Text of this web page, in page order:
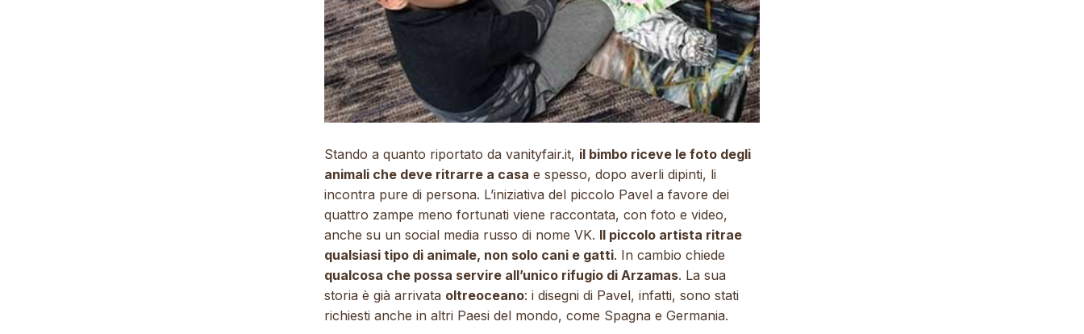
Stando a quanto riportato da vanityfair.it, il bimbo riceve le foto degli
animali che deve ritrarre a casa e spesso, dopo averli dipinti, li
incontra pure di persona. L’iniziativa del piccolo Pavel a favore dei
quattro zampe meno fortunati viene raccontata, con foto e video,
anche su un social media russo di nome VK. Il piccolo artista ritrae
qualsiasi tipo di animale, non solo cani e gatti. In cambio chiede
qualcosa che possa servire all’unico rifugio di Arzamas. La sua
storia è già arrivata oltreoceano: i disegni di Pavel, infatti, sono stati
richiesti anche in altri Paesi del mondo, come Spagna e Germania.